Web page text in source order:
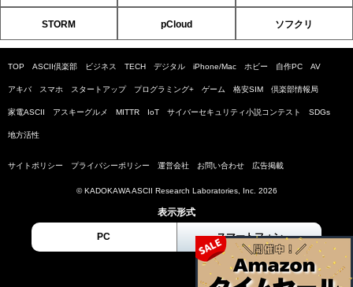
STORM pCloud ソフクリ
TOP ASCII倶楽部 ビジネス TECH デジタル iPhone/Mac ホビー 自作PC AV
アキバ スマホ スタートアップ プログラミング+ ゲーム 格安SIM 倶楽部情報局
家電ASCII アスキーグルメ MITTR IoT サイバーセキュリティ小説コンテスト SDGs
地方活性
サイトポリシー プライバシーポリシー 運営会社 お問い合わせ 広告掲載
© KADOKAWA ASCII Research Laboratories, Inc. 2026
表示形式
PC スマートフォン